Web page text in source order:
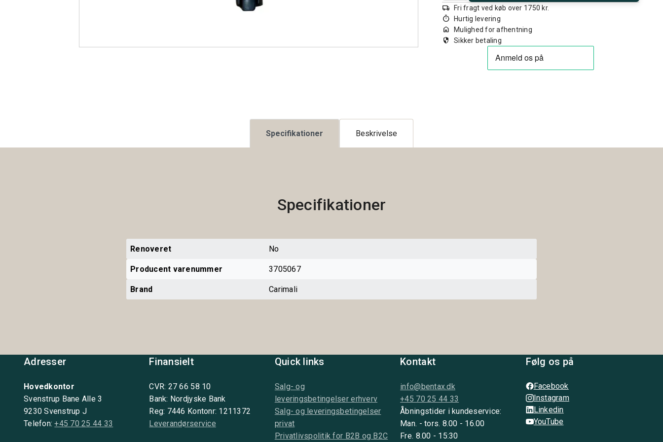
local_shipping Fri fragt ved køb over 1750 kr.
timer Hurtig levering
home Mulighed for afhentning
security Sikker betaling
Specifikationer Beskrivelse
Specifikationer
Renoveret No
Producent varenummer 3705067
Brand Carimali
Adresser
Hovedkontor
Svenstrup Bane Alle 3
9230 Svenstrup J
Telefon:+45 70 25 44 33
Finansielt
CVR: 27 66 58 10
Bank: Nordjyske Bank
Reg: 7446 Kontonr: 1211372
Leverandørservice
Quick links
Salg- og
leveringsbetingelser erhverv
Salg- og leveringsbetingelser
privat
Privatlivspolitik for B2B og B2C
Kontakt
info@bentax.dk
+45 70 25 44 33
Åbningstider i kundeservice:
Man. - tors. 8.00 - 16.00
Fre. 8.00 - 15:30
Følg os på
Facebook
Instagram
Linkedin
YouTube